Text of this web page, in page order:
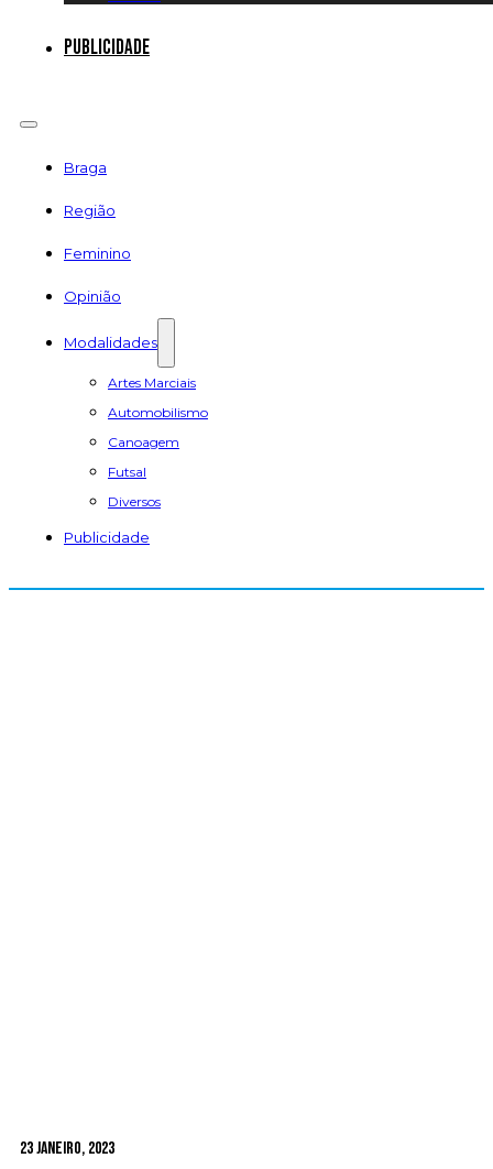
Publicidade
Braga
Região
Feminino
Opinião
Modalidades
Artes Marciais
Automobilismo
Canoagem
Futsal
Diversos
Publicidade
23 Janeiro, 2023